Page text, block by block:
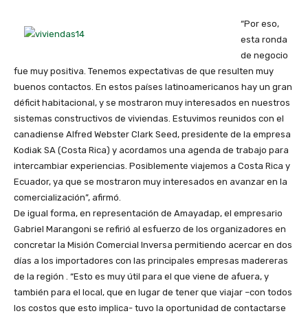
“Por eso,
esta ronda
de negocio
fue muy positiva. Tenemos expectativas de que resulten muy
buenos contactos. En estos países latinoamericanos hay un gran
déficit habitacional, y se mostraron muy interesados en nuestros
sistemas constructivos de viviendas. Estuvimos reunidos con el
canadiense Alfred Webster Clark Seed, presidente de la empresa
Kodiak SA (Costa Rica) y acordamos una agenda de trabajo para
intercambiar experiencias. Posiblemente viajemos a Costa Rica y
Ecuador, ya que se mostraron muy interesados en avanzar en la
comercialización”, afirmó.
De igual forma, en representación de Amayadap, el empresario
Gabriel Marangoni se refirió al esfuerzo de los organizadores en
concretar la Misión Comercial Inversa permitiendo acercar en dos
días a los importadores con las principales empresas madereras
de la región . “Esto es muy útil para el que viene de afuera, y
también para el local, que en lugar de tener que viajar –con todos
los costos que esto implica- tuvo la oportunidad de contactarse